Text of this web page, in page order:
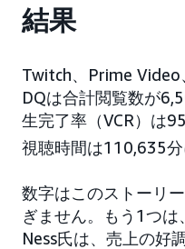
結果
Twitch、Prime Video
DQは合計閲覧数が
生完了率（VCR）は
視聴時間は110,635
数字はこのストーリ
ぎません。もう1つは
Ness氏は、売上の好